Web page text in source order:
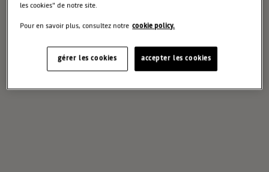
les cookies" de notre site.
Pour en savoir plus, consultez notre cookie policy.
accepter les cookies
gérer les cookies